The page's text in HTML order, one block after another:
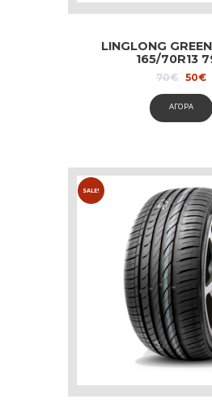
LINGLONG
165/70R13
70€
was:
70€.
50€
is:
ΑΓΟΡΑ
SALE!